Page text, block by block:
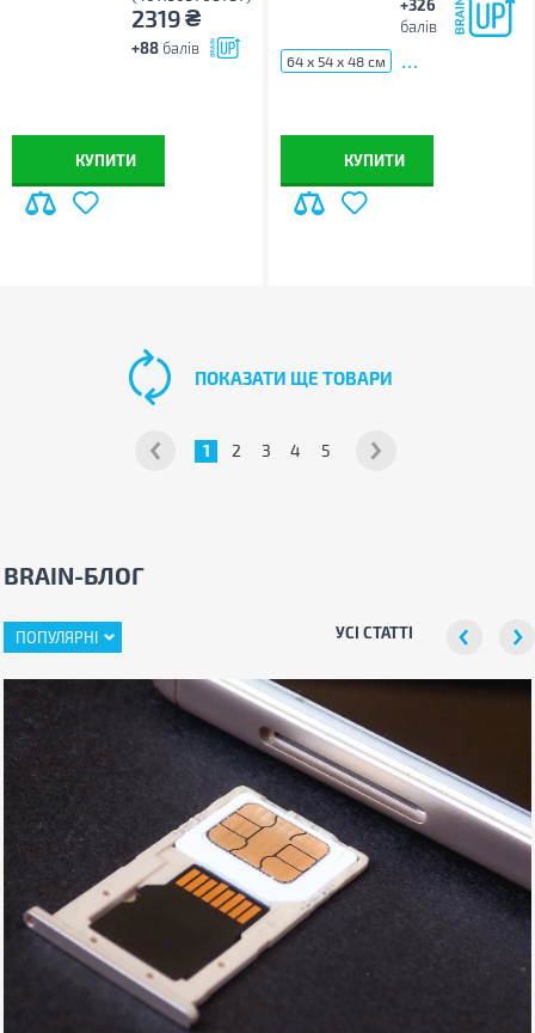
2319₴
+88 балів
КУПИТИ
+326
балів
64 х 54 х 48 см ...
КУПИТИ
1 2 3 4 5
ПОКАЗАТИ ЩЕ ТОВАРИ
BRAIN-БЛОГ
ПОПУЛЯРНІ УСІ СТАТТІ